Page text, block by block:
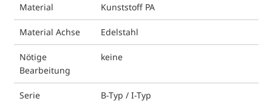
Material Kunststoff PA
Material Achse Edelstahl
Nötige
Bearbeitung
keine
Serie B-Typ / I-Typ